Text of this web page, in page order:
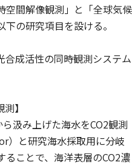
空間解像観測」と「全球気候
の研究項目を設ける。
合成活性の同時観測システム
】
汲み上げた海水をCO2観測
）と研究海水採取用に分岐
ることで、海洋表層のCO2濃